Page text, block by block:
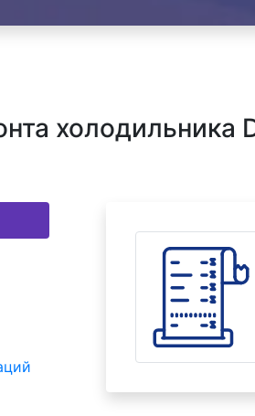
холодильника